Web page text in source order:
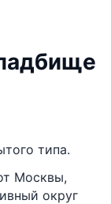
типа.
Москвы,
округ